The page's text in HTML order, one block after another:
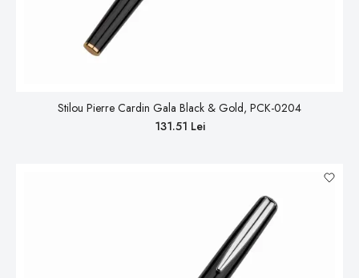
Stilou Pierre Cardin Gala Black & Gold, PCK-0204
131.51 Lei